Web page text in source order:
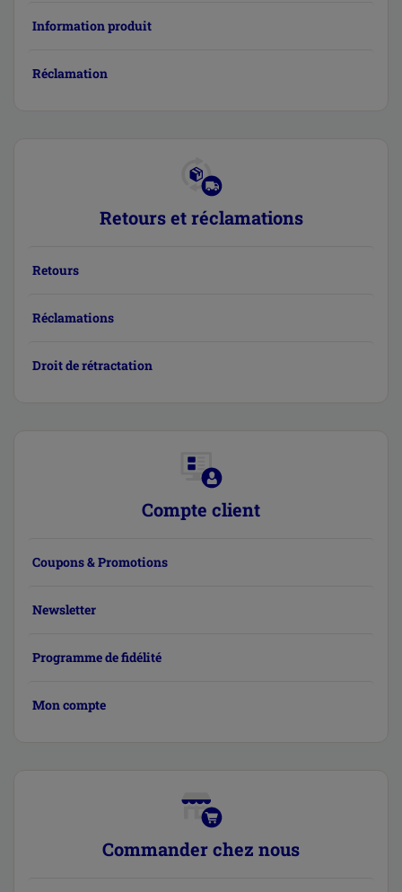
Information produit
Réclamation
Retours et réclamations
Retours
Réclamations
Droit de rétractation
Compte client
Coupons & Promotions
Newsletter
Programme de fidélité
Mon compte
Commander chez nous